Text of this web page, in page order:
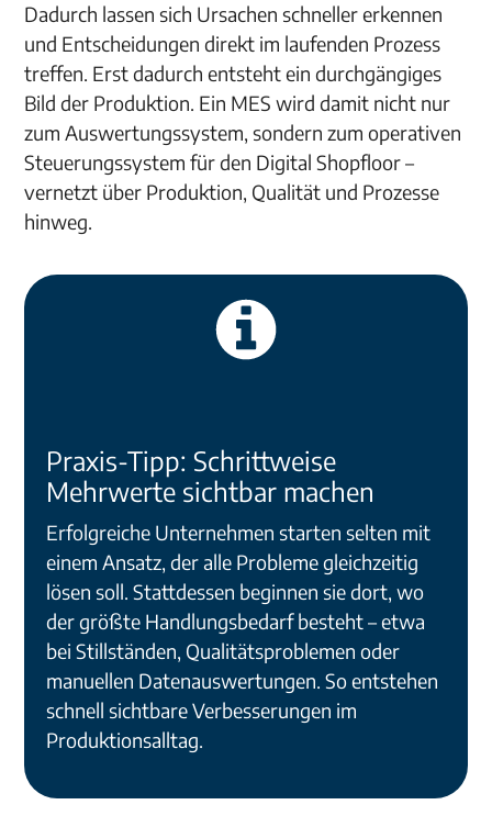
Dadurch lassen sich Ursachen schneller erkennen
und Entscheidungen direkt im laufenden Prozess
treffen. Erst dadurch entsteht ein durchgängiges
Bild der Produktion. Ein MES wird damit nicht nur
zum Auswertungssystem, sondern zum operativen
Steuerungssystem für den Digital Shopfloor –
vernetzt über Produktion, Qualität und Prozesse
hinweg.
Praxis-Tipp: Schrittweise
Mehrwerte sichtbar machen
Erfolgreiche Unternehmen starten selten mit
einem Ansatz, der alle Probleme gleichzeitig
lösen soll. Stattdessen beginnen sie dort, wo
der größte Handlungsbedarf besteht – etwa
bei Stillständen, Qualitätsproblemen oder
manuellen Datenauswertungen. So entstehen
schnell sichtbare Verbesserungen im
Produktionsalltag.